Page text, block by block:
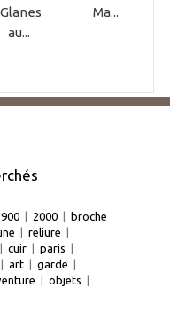
Glanes
au...
Ma...
| 2000 | broche
| reliure |
| cuir | paris |
| art | garde |
| objets |